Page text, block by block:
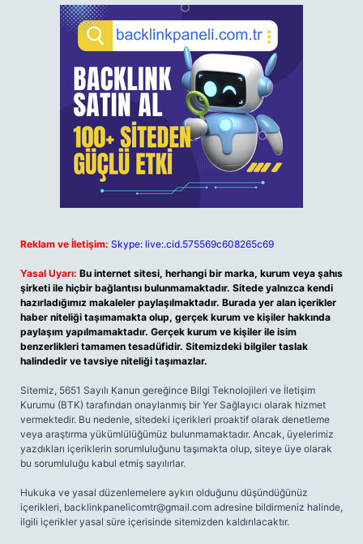
Reklam ve İletişim: Skype: live:.cid.575569c608265c69
Yasal Uyarı: Bu internet sitesi, herhangi bir marka, kurum veya şahıs
şirketi ile hiçbir bağlantısı bulunmamaktadır. Sitede yalnızca kendi
hazırladığımız makaleler paylaşılmaktadır. Burada yer alan içerikler
haber niteliği taşımamakta olup, gerçek kurum ve kişiler hakkında
paylaşım yapılmamaktadır. Gerçek kurum ve kişiler ile isim
benzerlikleri tamamen tesadüfidir. Sitemizdeki bilgiler taslak
halindedir ve tavsiye niteliği taşımazlar.
Sitemiz, 5651 Sayılı Kanun gereğince Bilgi Teknolojileri ve İletişim
Kurumu (BTK) tarafından onaylanmış bir Yer Sağlayıcı olarak hizmet
vermektedir. Bu nedenle, sitedeki içerikleri proaktif olarak denetleme
veya araştırma yükümlülüğümüz bulunmamaktadır. Ancak, üyelerimiz
yazdıkları içeriklerin sorumluluğunu taşımakta olup, siteye üye olarak
bu sorumluluğu kabul etmiş sayılırlar.
Hukuka ve yasal düzenlemelere aykırı olduğunu düşündüğünüz
içerikleri, backlinkpanelicomtr@gmail.com adresine bildirmeniz halinde,
ilgili içerikler yasal süre içerisinde sitemizden kaldırılacaktır.